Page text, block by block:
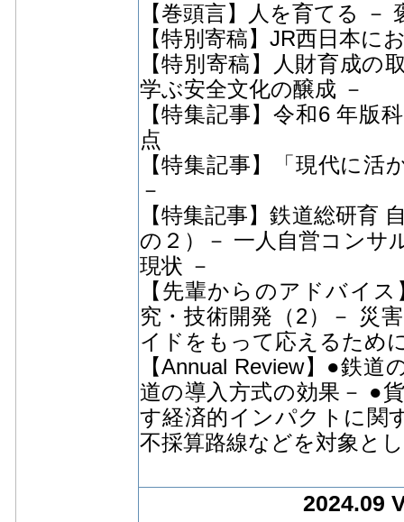
【巻頭言】人を育てる －
【特別寄稿】JR西日本に
【特別寄稿】人財育成
学ぶ安全文化の醸成 －
【特集記事】令和6 年版
点
【特集記事】「現代に
－
【特集記事】鉄道総研育
の２）－ 一人自営コンサ
現状 －
【先輩からのアドバイ
究・技術開発（2）－ 災
イドをもって応えるため
【Annual Review】●鉄
道の導入方式の効果－ ●
す経済的インパクトに関
不採算路線などを対象と
2024.09